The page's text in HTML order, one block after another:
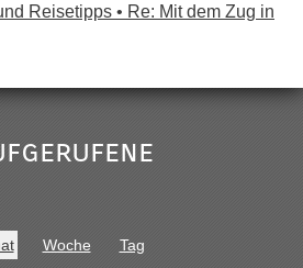
Reisetipps • Re: Mit dem Zug in
man hätte trotzdem im Text gleich
...
...
aber immer angezeigt "auf dieser
Woche Tag